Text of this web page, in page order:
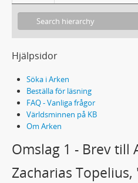
Hjälpsidor
Söka i Arken
Beställa för läsning
FAQ - Vanliga frågor
Världsminnen på KB
Om Arken
Omslag 1 - Brev till
Zacharias